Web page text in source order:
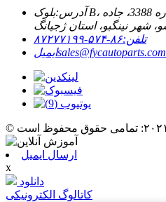
آدرس:بلوک B، پارک صنعتی هایلیان، شماره 3388، جاده
شهر نینگبو، استان ژجیانگ
تلفن:۸۶-۵۷۴-۸۷۲۷۷۱۹۹
ایمیلsales@fycautoparts.com
ارسال ایمیل
x
دانلود
کاتالوگ الکترونیکی